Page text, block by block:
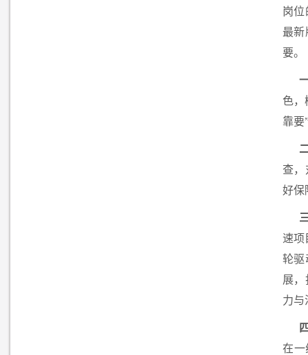
岗位
最新
要。
色，
靠要
查，
好保
速项
轮驱
展，
力与
在一